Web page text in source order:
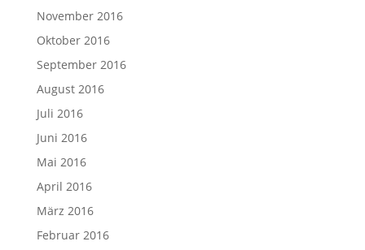
November 2016
Oktober 2016
September 2016
August 2016
Juli 2016
Juni 2016
Mai 2016
April 2016
März 2016
Februar 2016